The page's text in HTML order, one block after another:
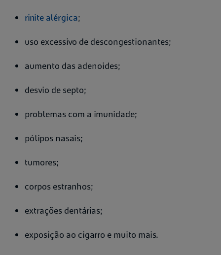
rinite alérgica;
uso excessivo de descongestionantes;
aumento das adenoides;
desvio de septo;
problemas com a imunidade;
pólipos nasais;
tumores;
corpos estranhos;
extrações dentárias;
exposição ao cigarro e muito mais.